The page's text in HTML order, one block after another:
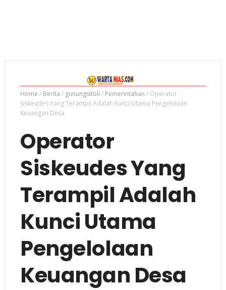
Home / Berita / gunungsitoli / Pemerintahan / Operator
Siskeudes Yang Terampil Adalah Kunci Utama Pengelolaan
Keuangan Desa
Operator
Siskeudes Yang
Terampil Adalah
Kunci Utama
Pengelolaan
Keuangan Desa